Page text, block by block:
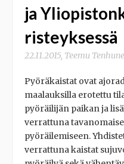
ja
risteyksessä
22.11.2015, Teemu
Pyöräkaistat ovat
maalauksilla erotettu
pyöräilijän paikan ja
verrattuna
pyöräilemiseen.
verrattuna kaistat